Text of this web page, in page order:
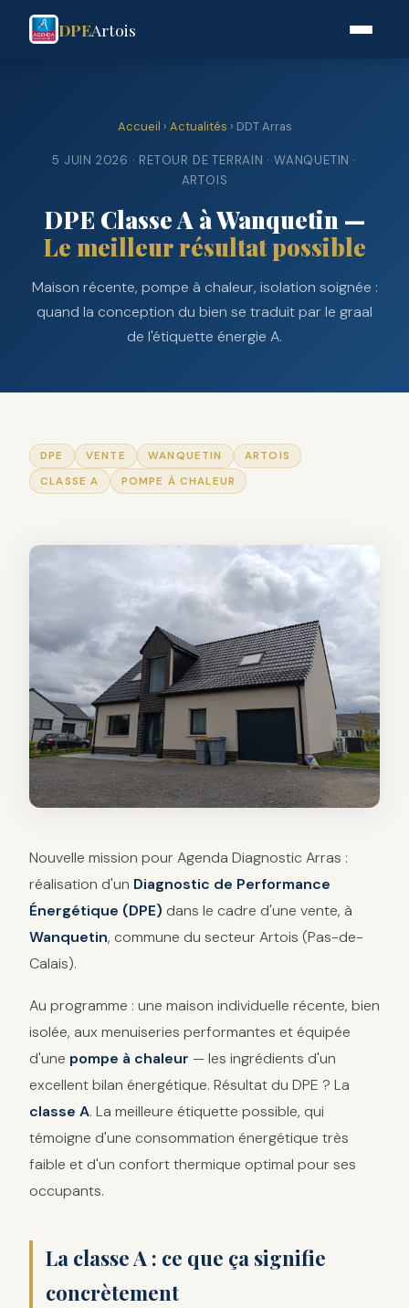
DPEArtois
Accueil › Actualités › DDT Arras
5 JUIN 2026 · RETOUR DE TERRAIN · WANQUETIN ·
ARTOIS
DPE Classe A à Wanquetin —
Le meilleur résultat possible
Maison récente, pompe à chaleur, isolation soignée :
quand la conception du bien se traduit par le graal
de l'étiquette énergie A.
DPE VENTE WANQUETIN
ARTOIS
CLASSE A
POMPE À CHALEUR
Nouvelle mission pour Agenda Diagnostic Arras :
réalisation d'un Diagnostic de Performance
Énergétique (DPE) dans le cadre d'une vente, à
Wanquetin, commune du secteur Artois (Pas-de-
Calais).
Au programme : une maison individuelle récente, bien
isolée, aux menuiseries performantes et équipée
d'une pompe à chaleur — les ingrédients d'un
excellent bilan énergétique. Résultat du DPE ? La
classe A. La meilleure étiquette possible, qui
témoigne d'une consommation énergétique très
faible et d'un confort thermique optimal pour ses
occupants.
La classe A : ce que ça signifie
concrètement